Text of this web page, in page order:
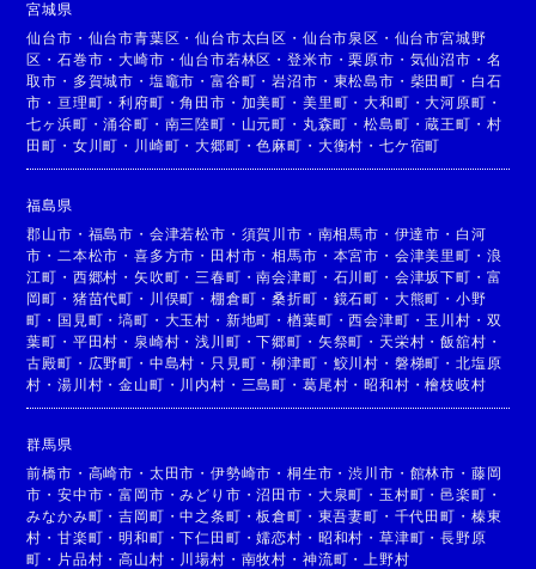
宮城県
仙台市 ・ 仙台市青葉区 ・仙台市太白区 ・ 仙台市泉区 ・ 仙台市宮城野
区 ・石巻市 ・大崎市 ・仙台市若林区 ・登米市 ・栗原市 ・ 気仙沼市 ・ 名
取市 ・ 多賀城市 ・ 塩竈市 ・富谷町 ・岩沼市 ・ 東松島市 ・ 柴田町 ・ 白石
市 ・ 亘理町 ・利府町 ・角田市 ・ 加美町 ・ 美里町 ・大和町 ・大河原町 ・
七ヶ浜町 ・涌谷町 ・ 南三陸町 ・ 山元町 ・ 丸森町 ・松島町 ・蔵王町 ・ 村
田町 ・ 女川町 ・ 川崎町 ・大郷町 ・色麻町 ・ 大衡村 ・ 七ケ宿町
福島県
郡山市 ・ 福島市 ・ 会津若松市 ・ 須賀川市 ・ 南相馬市 ・ 伊達市 ・ 白河
市 ・ 二本松市 ・喜多方市 ・ 田村市 ・相馬市 ・ 本宮市 ・ 会津美里町 ・ 浪
江町 ・ 西郷村 ・矢吹町 ・ 三春町 ・南会津町 ・ 石川町 ・ 会津坂下町 ・ 富
岡町 ・ 猪苗代町 ・ 川俣町 ・棚倉町 ・桑折町 ・ 鏡石町 ・ 大熊町 ・ 小野
町 ・ 国見町 ・塙町 ・ 大玉村 ・ 新地町 ・楢葉町 ・西会津町 ・ 玉川村 ・ 双
葉町 ・ 平田村 ・ 泉崎村 ・浅川町 ・下郷町 ・ 矢祭町 ・ 天栄村 ・飯舘村 ・
古殿町 ・ 広野町 ・ 中島村 ・ 只見町 ・柳津町 ・ 鮫川村 ・ 磐梯町 ・ 北塩原
村 ・湯川村 ・金山町 ・ 川内村 ・ 三島町 ・ 葛尾村 ・昭和村 ・檜枝岐村
群馬県
前橋市 ・ 高崎市 ・ 太田市 ・伊勢崎市 ・桐生市 ・渋川市 ・ 館林市 ・ 藤岡
市 ・安中市 ・富岡市 ・みどり市 ・沼田市 ・ 大泉町 ・ 玉村町 ・邑楽町 ・
みなかみ町 ・吉岡町 ・中之条町 ・板倉町 ・ 東吾妻町 ・ 千代田町 ・ 榛東
村 ・甘楽町 ・明和町 ・下仁田町 ・嬬恋村 ・ 昭和村 ・ 草津町 ・長野原
町 ・ 片品村 ・高山村 ・ 川場村 ・ 南牧村 ・ 神流町 ・ 上野村